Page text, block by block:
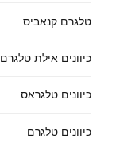
טלגרם קנאביס
כיוונים אילת טלגרם
כיוונים טלגראס
כיוונים טלגרם